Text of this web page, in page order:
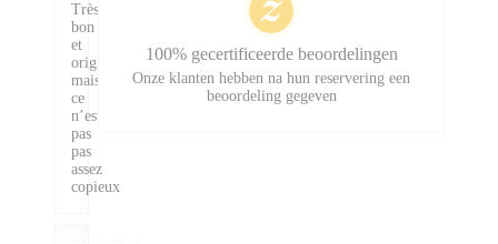
Très
bon
et
original,
mais
ce
n’est
pas
pas
assez
copieux
100% gecertificeerde beoordelingen
Onze klanten hebben na hun reservering een
beoordeling gegeven